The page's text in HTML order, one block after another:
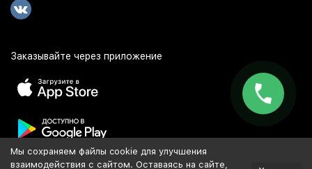
Заказывайте через приложение
Популярное
Мы сохраняем файлы cookie для улучшения
взаимодействия с сайтом. Оставаясь на сайте,